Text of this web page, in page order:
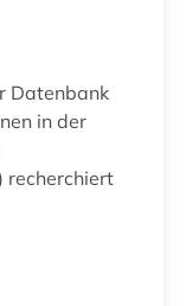
Datenbank
in der
recherchiert